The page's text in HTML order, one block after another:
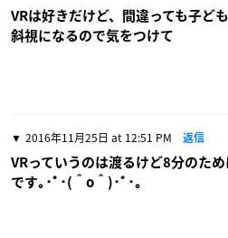
VRは好きだけど、間違っても子ど
斜視になるので気をつけて
2016年11月25日 at 12:51 PM 返信
VRっていうのは渡るけど8分のた
です｡･ﾟ･(＾o＾)･ﾟ･｡